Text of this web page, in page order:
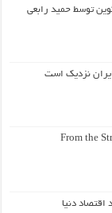
توسط حمید رابعی
نزدیک است
From the
اقتصاد دنیا